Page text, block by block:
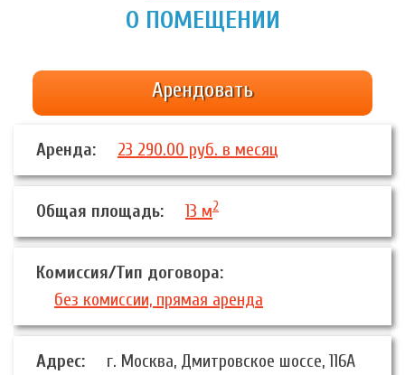
О ПОМЕЩЕНИИ
Арендовать
Аренда: 23 290.00 руб. в месяц
Общая площадь: 13 м2
Комиссия/Тип договора:
без комиссии, прямая аренда
Адрес: г. Москва, Дмитровское шоссе, 116А